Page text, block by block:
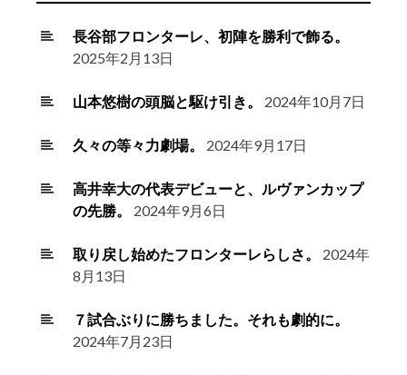
長谷部フロンターレ、初陣を勝利で飾る。
2025年2月13日
山本悠樹の頭脳と駆け引き。 2024年10月7日
久々の等々力劇場。 2024年9月17日
高井幸大の代表デビューと、ルヴァンカップ
の先勝。
2024年9月6日
取り戻し始めたフロンターレらしさ。
2024年
8月13日
７試合ぶりに勝ちました。それも劇的に。
2024年7月23日